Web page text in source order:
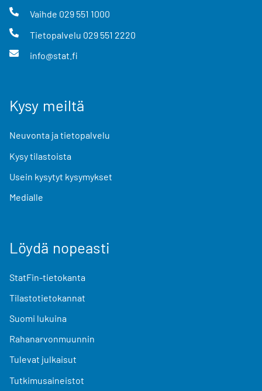
Vaihde 029 551 1000
Tietopalvelu 029 551 2220
info@stat.fi
Kysy meiltä
Neuvonta ja tietopalvelu
Kysy tilastoista
Usein kysytyt kysymykset
Medialle
Löydä nopeasti
StatFin-tietokanta
Tilastotietokannat
Suomi lukuina
Rahanarvonmuunnin
Tulevat julkaisut
Tutkimusaineistot